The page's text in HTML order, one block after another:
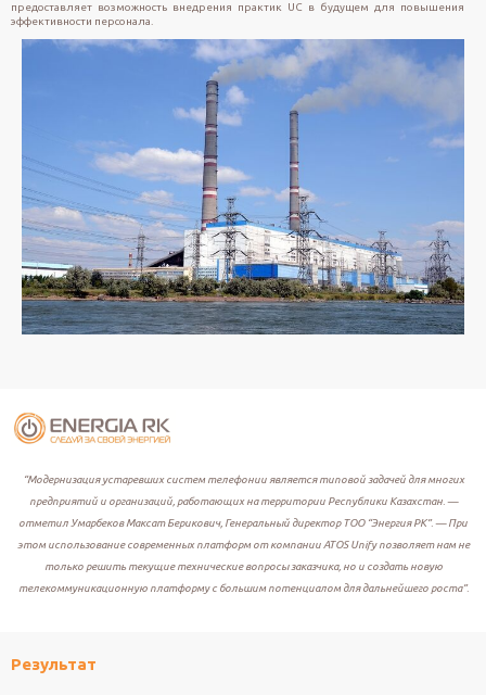
предоставляет возможность внедрения практик UC в будущем для повышения
эффективности персонала.
“Модернизация устаревших систем телефонии является типовой задачей для многих
предприятий и организаций, работающих на территории Республики Казахстан. —
отметил Умарбеков Максат Берикович, Генеральный директор ТОО “Энергия РК”. — При
этом использование современных платформ от компании ATOS Unify позволяет нам не
только решить текущие технические вопросы заказчика, но и создать новую
телекоммуникационную платформу с большим потенциалом для дальнейшего роста”.
Результат